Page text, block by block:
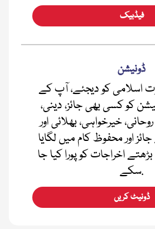
فیڈبیک
ڈونیشن
اسلامی کو دیجئے، آپ کے
کو کسی بھی جائز، دینی،
خیرخواہی، بھلائی اور
اور محفوظ کام میں لگایا
اخراجات کو پورا کیا جا
سکے.
ڈونیٹ کریں